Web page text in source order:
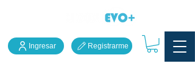
Ingresar Registrarme